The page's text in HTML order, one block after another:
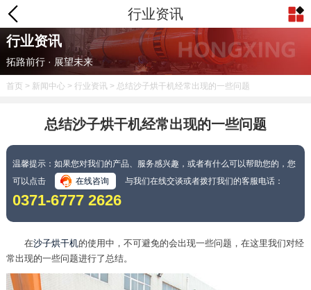
行业资讯
行业资讯
拓路前行 · 展望未来
首页 > 新闻中心> 行业资讯> 总结沙子烘干机经常出现的一些问题
总结沙子烘干机经常出现的一些问题
温馨提示：如果您对我们的产品、服务感兴趣，或者有什么可以帮助您的，您
可以点击
在线咨询 与我们在线交谈或者拨打我们的客服电话：
0371-6777 2626
在沙子烘干机的使用中，不可避免的会出现一些问题，在这里我们对经
常出现的一些问题进行了总结。